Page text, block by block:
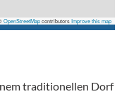
OpenStreetMapcontributorsImprove this map
traditionellen Dorf